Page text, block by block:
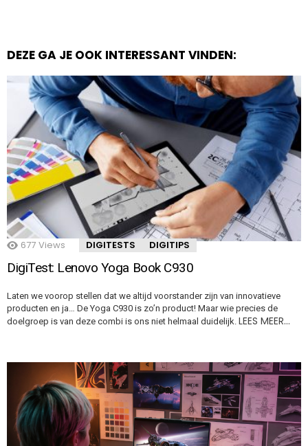
DEZE GA JE OOK INTERESSANT VINDEN:
677 Views DIGITESTS DIGITIPS
DigiTest: Lenovo Yoga Book C930
Laten we voorop stellen dat we altijd voorstander zijn van innovatieve
producten en ja… De Yoga C930 is zo’n product! Maar wie precies de
doelgroep is van deze combi is ons niet helmaal duidelijk. LEES MEER…